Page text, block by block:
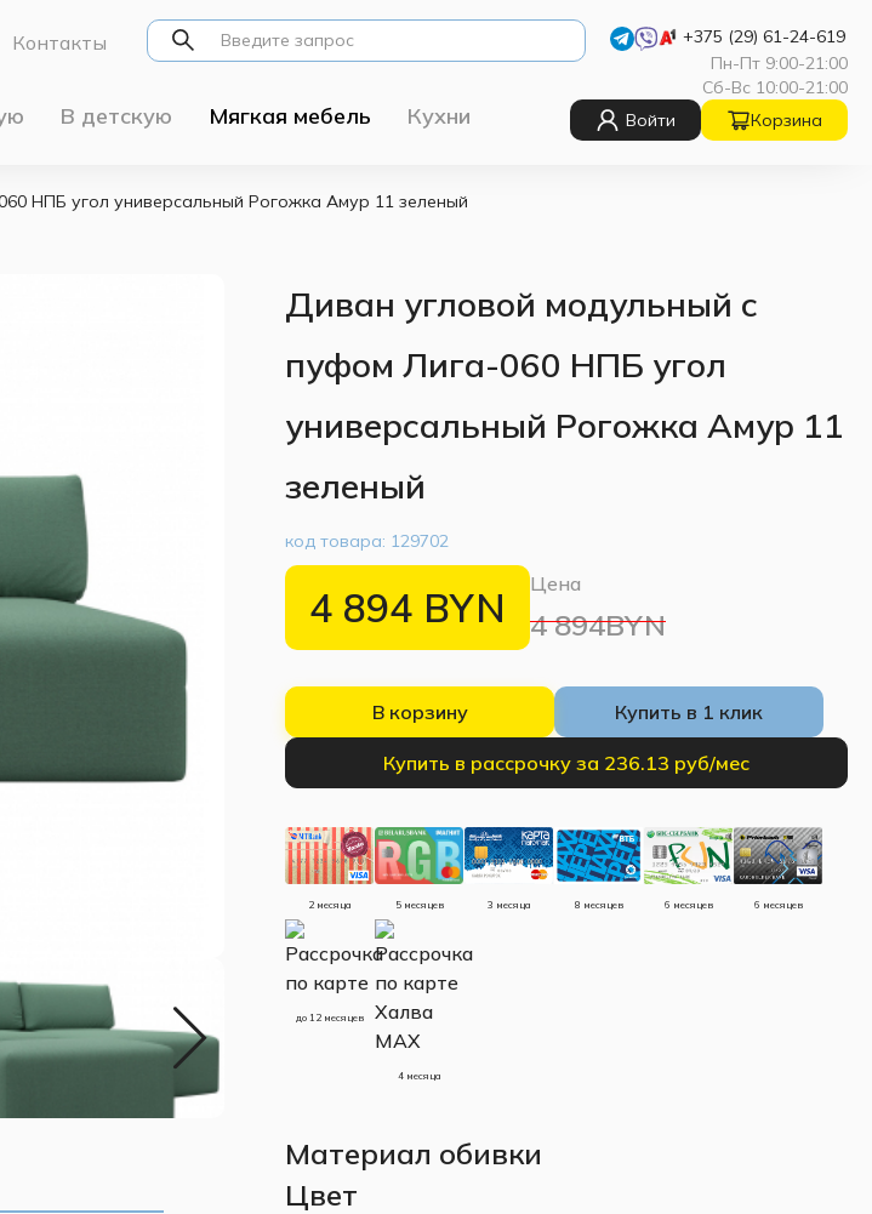
Контакты
+375 (29) 61-24-619
Пн-Пт 9:00-21:00
Сб-Вс 10:00-21:00
В детскую Мягкая мебель Кухни Войти Корзина
НПБ угол универсальный Рогожка Амур 11 зеленый
Диван угловой модульный с
пуфом Лига-060 НПБ угол
универсальный Рогожка Амур 11
зеленый
код товара: 129702
4 894 BYN Цена
4 894BYN
В корзину Купить в 1 клик
Купить в рассрочку за 236.13 руб/мес
2 месяца 5 месяцев 3 месяца 8 месяцев 6 месяцев 6 месяцев
до 12 месяцев
4 месяца
Материал обивки
Цвет